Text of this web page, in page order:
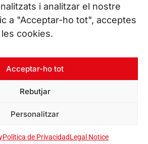
i analitzar el nostre
a "Acceptar-ho tot", acceptes
cookies.
Acceptar-ho tot
Rebutjar
Personalitzar
Política de PrivacidadLegal Notice
882 300